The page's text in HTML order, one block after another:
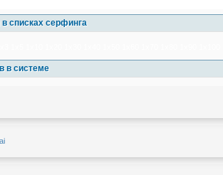
списках серфинга
в системе